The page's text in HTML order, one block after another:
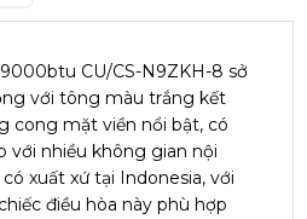
CU/CS-N9ZKH-8 sở
với tông màu trắng kết
cong mặt viền nổi bật, có
với nhiều không gian nội
xuất xứ tại Indonesia, với
điều hòa này phù hợp